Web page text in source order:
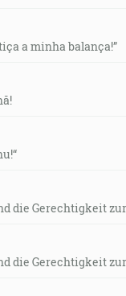
a minha balança!”
die Gerechtigkeit
die Gerechtigkeit